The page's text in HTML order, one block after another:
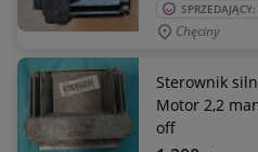
Chęciny
Sterownik
Motor 2,2
off